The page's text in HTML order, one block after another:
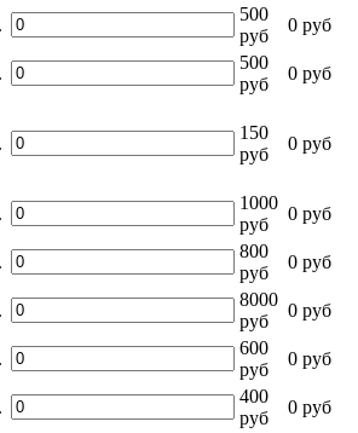
500
руб
0 руб
500
руб
0 руб
150
руб
0 руб
1000
руб
0 руб
800
руб
0 руб
8000
руб
0 руб
600
руб
0 руб
400
руб
0 руб